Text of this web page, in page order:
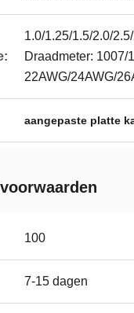
1.0/1.25/1.5/2.0/
Draadmeter: 1007/
22AWG/24AWG/
aangepaste platte
100
7-15 dagen